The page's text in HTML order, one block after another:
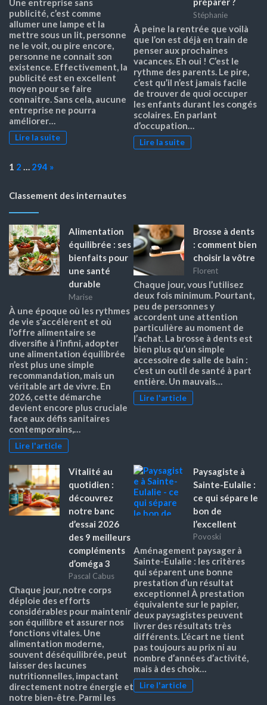
Une entreprise sans
publicité, c’est comme
allumer une lampe et la
mettre sous un lit, personne
ne le voit, ou pire encore,
personne ne connait son
existence. Effectivement, la
publicité est en excellent
moyen pour se faire
connaitre. Sans cela, aucune
entreprise ne pourra
améliorer…
Lire la suite
Stéphanie
À peine la rentrée que voilà
que l’on est déjà en train de
penser aux prochaines
vacances. Eh oui ! C’est le
rythme des parents. Le pire,
c’est qu’il n’est jamais facile
de trouver de quoi occuper
les enfants durant les congés
scolaires. En parlant
d’occupation…
Lire la suite
Page:
1 2 … 294 Next
»
Classement des internautes
Alimentation
équilibrée : ses
bienfaits pour
une santé
durable
Marise
À une époque où les rythmes
de vie s’accélèrent et où
l’offre alimentaire se
diversifie à l’infini, adopter
une alimentation équilibrée
n’est plus une simple
recommandation, mais un
véritable art de vivre. En
2026, cette démarche
devient encore plus cruciale
face aux défis sanitaires
contemporains,…
Lire l'article
Brosse à dents
: comment bien
choisir la vôtre
Florent
Chaque jour, vous l’utilisez
deux fois minimum. Pourtant,
peu de personnes y
accordent une attention
particulière au moment de
l’achat. La brosse à dents est
bien plus qu’un simple
accessoire de salle de bain :
c’est un outil de santé à part
entière. Un mauvais…
Lire l'article
Vitalité au
quotidien :
découvrez
notre banc
d’essai 2026
des 9 meilleurs
compléments
d’oméga 3
Pascal Cabus
Chaque jour, notre corps
déploie des efforts
considérables pour maintenir
son équilibre et assurer nos
fonctions vitales. Une
alimentation moderne,
souvent déséquilibrée, peut
laisser des lacunes
nutritionnelles, impactant
directement notre énergie et
notre bien-être. Parmi les
Paysagiste à
Sainte-Eulalie :
ce qui sépare le
bon de
l’excellent
Povoski
Aménagement paysager à
Sainte-Eulalie : les critères
qui séparent une bonne
prestation d’un résultat
exceptionnel À prestation
équivalente sur le papier,
deux paysagistes peuvent
livrer des résultats très
différents. L’écart ne tient
pas toujours au prix ni au
nombre d’années d’activité,
mais à des choix…
Lire l'article